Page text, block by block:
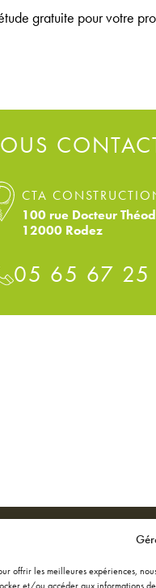
offrir les meilleures expériences,
gratuite pour votre
CTA
100 rue Docteur
12000 Rodez
05 65 67 25